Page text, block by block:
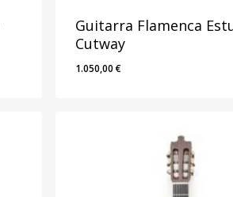
Guitarra Flamenca
Cutway
1.050,00€